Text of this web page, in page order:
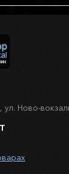
ул. Ново-